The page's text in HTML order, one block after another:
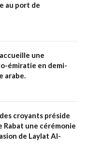
au port de
une
émiratie en demi-
arabe.
croyants préside
Rabat une cérémonie
de Laylat Al-